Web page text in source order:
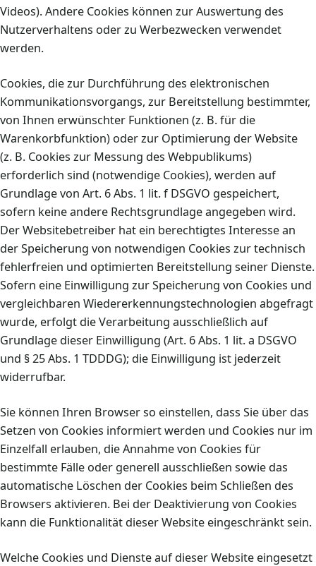
Videos). Andere Cookies können zur Auswertung des
Nutzerverhaltens oder zu Werbezwecken verwendet
werden.
Cookies, die zur Durchführung des elektronischen
Kommunikationsvorgangs, zur Bereitstellung bestimmter,
von Ihnen erwünschter Funktionen (z. B. für die
Warenkorbfunktion) oder zur Optimierung der Website
(z. B. Cookies zur Messung des Webpublikums)
erforderlich sind (notwendige Cookies), werden auf
Grundlage von Art. 6 Abs. 1 lit. f DSGVO gespeichert,
sofern keine andere Rechtsgrundlage angegeben wird.
Der Websitebetreiber hat ein berechtigtes Interesse an
der Speicherung von notwendigen Cookies zur technisch
fehlerfreien und optimierten Bereitstellung seiner Dienste.
Sofern eine Einwilligung zur Speicherung von Cookies und
vergleichbaren Wiedererkennungstechnologien abgefragt
wurde, erfolgt die Verarbeitung ausschließlich auf
Grundlage dieser Einwilligung (Art. 6 Abs. 1 lit. a DSGVO
und § 25 Abs. 1 TDDDG); die Einwilligung ist jederzeit
widerrufbar.
Sie können Ihren Browser so einstellen, dass Sie über das
Setzen von Cookies informiert werden und Cookies nur im
Einzelfall erlauben, die Annahme von Cookies für
bestimmte Fälle oder generell ausschließen sowie das
automatische Löschen der Cookies beim Schließen des
Browsers aktivieren. Bei der Deaktivierung von Cookies
kann die Funktionalität dieser Website eingeschränkt sein.
Welche Cookies und Dienste auf dieser Website eingesetzt